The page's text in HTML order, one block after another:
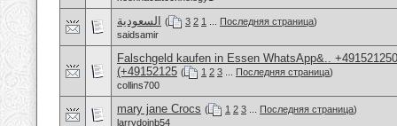
السعودية ( 1
2
3 Последняя страница)
saidsamir
Falschgeld kaufen in Essen WhatsApp&..
(+49152125 ( 1 2 3 Последняя страница)
collins700
mary jane Crocs ( 1 2 3 Последняя страница)
larrydoinb54